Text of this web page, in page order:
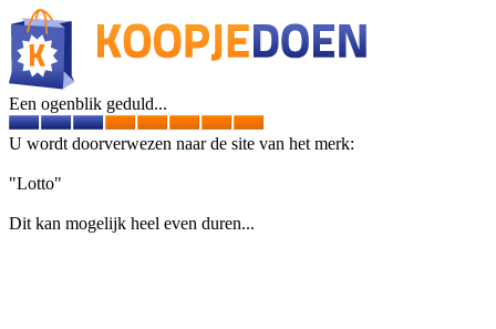
Een ogenblik geduld...
U wordt doorverwezen naar de site van het merk:
"Lotto"
Dit kan mogelijk heel even duren...